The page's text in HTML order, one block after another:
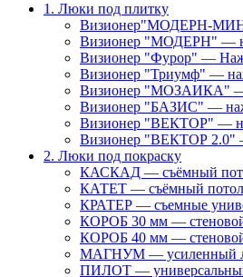
1. Люки под плитку
Визионер"МОДЕРН-
Визионер "МОДЕРН" —
Визионер "Фурор" —
Визионер "Триумф" —
Визионер "МОЗАИКА" —
Визионер "БАЗИС" —
Визионер "ВЕКТОР" —
Визионер "ВЕКТОР 2.0"
2. Люки под покраску
КАСКАД — съёмный
КАТЕТ — съёмный
КРАТЕР — съемные
КОРОБ 30 мм —
КОРОБ 40 мм —
МАГНУМ — усиленный
ПИЛОТ —